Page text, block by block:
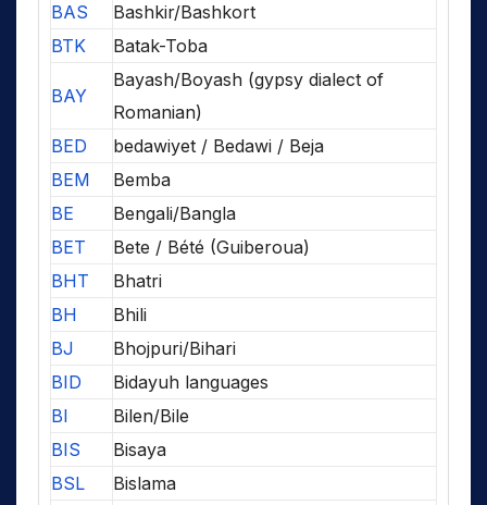
BAS
Bashkir/Bashkort
BTK
Batak-Toba
BAY
Bayash/Boyash (gypsy dialect of
Romanian)
BED
bedawiyet / Bedawi / Beja
BEM
Bemba
BE
Bengali/Bangla
BET
Bete / Bété (Guiberoua)
BHT
Bhatri
BH
Bhili
BJ
Bhojpuri/Bihari
BID
Bidayuh languages
BI
Bilen/Bile
BIS
Bisaya
BSL
Bislama